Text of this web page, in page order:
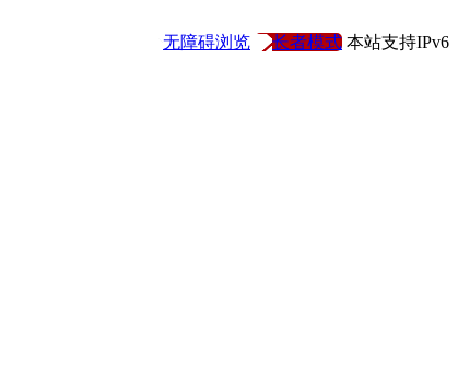
无障碍浏览
长者模式 本站支持IPv6